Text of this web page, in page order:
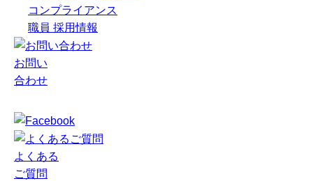
コンプライアンス
職員 採用情報
お問い
合わせ
よくある
ご質問